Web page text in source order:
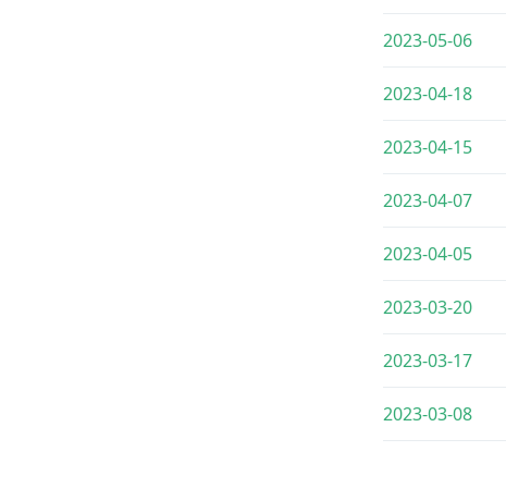
2023-05-06
2023-04-18
2023-04-15
2023-04-07
2023-04-05
2023-03-20
2023-03-17
2023-03-08